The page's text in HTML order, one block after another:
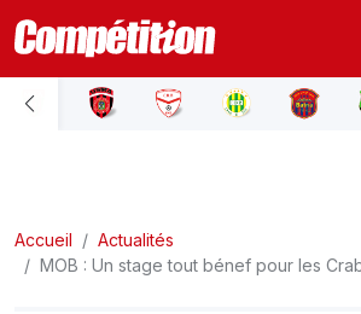
ACCUEIL
LIGUE 2
Accueil
Actualités
MOB : Un stage tout bénef pour les